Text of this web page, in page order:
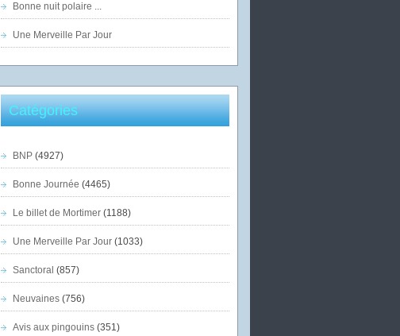
Bonne nuit polaire ...
Une Merveille Par Jour
Catégories
BNP(4927)
Bonne Journée (4465)
Le billet de Mortimer(1188)
Une Merveille Par Jour(1033)
Sanctoral (857)
Neuvaines(756)
Avis aux pingouins(351)